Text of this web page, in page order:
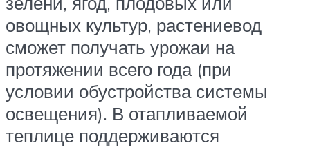
овощных культур, растениевод
сможет получать урожаи на
протяжении всего года (при
условии обустройства системы
освещения). В отапливаемой
теплице поддерживаются